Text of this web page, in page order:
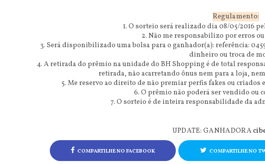
Regulamento:
1. O sorteio será realizado dia 08/05/2016
2. Não me responsabilizo por erros
3. Será disponibilizado uma bolsa para o ganhador(a): referência:
dinheiro ou troca de
4. A retirada do prêmio na unidade do BH Shopping é de total
retirada, não acarretando ônus nem para a loja,
5. Me reservo ao direito de não premiar perfis fakes ou
6. O prêmio não poderá ser vendido ou
7. O sorteio é de inteira responsabilidade da
UPDATE: GANHADORA
COMPARTILHE NO FACEBOOK COMPARTILHE NO